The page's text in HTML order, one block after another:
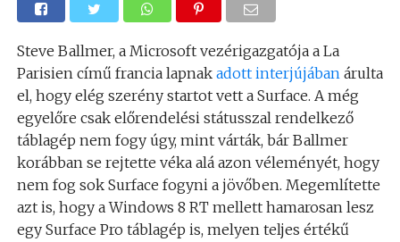
Steve Ballmer, a Microsoft vezérigazgatója a La
Parisien című francia lapnak adott interjújábanárulta
el, hogy elég szerény startot vett a Surface. A még
egyelőre csak előrendelési státusszal rendelkező
táblagép nem fogy úgy, mint várták, bár Ballmer
korábban se rejtette véka alá azon véleményét, hogy
nem fog sok Surface fogyni a jövőben. Megemlítette
azt is, hogy a Windows 8 RT mellett hamarosan lesz
egy Surface Pro táblagép is, melyen teljes értékű